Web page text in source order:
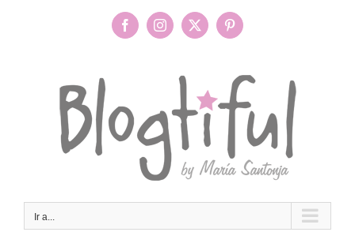
FacebookInstagram
X Pinterest
Ir a...